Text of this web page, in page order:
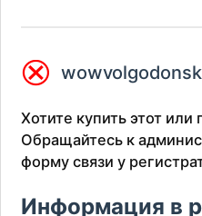
⮿
Хотите купить этот
Обращайтесь к
форму связи у
Информация в